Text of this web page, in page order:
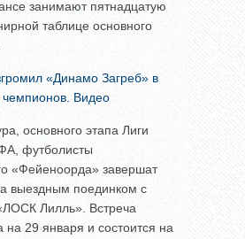
занимают пятнадцатую
таблице основного
«Динамо Загреб» в
чемпионов. Видео
основного этапа Лиги
футболисты
«Фейеноорда» завершат
выездным поединком с
Лилль». Встреча
на 29 января и состоится на